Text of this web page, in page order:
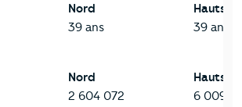
Nord
39 ans
Hauts-
39 ans
Nord
2 604 072
Hauts-
6 009